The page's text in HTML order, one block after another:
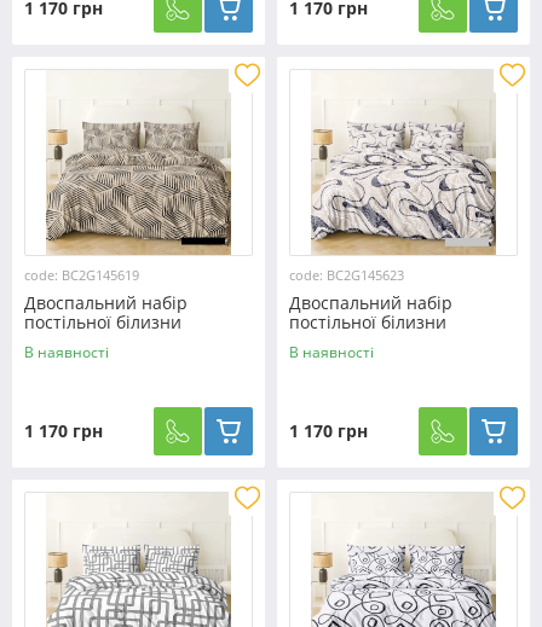
1 170 грн 1 170 грн
code: BC2G145619
Двоспальний набір
постільної білизни
180*220 із Бязі "Gold" з
простирадлом на резинці
В наявності
1 170 грн
code: BC2G145623
Двоспальний набір
постільної білизни
180*220 із Бязі "Gold" з
простирадлом на резинці
В наявності
1 170 грн